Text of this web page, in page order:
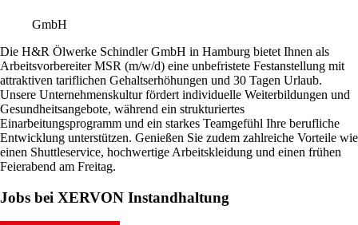
GmbH
Die H&R Ölwerke Schindler GmbH in Hamburg bietet Ihnen als
Arbeitsvorbereiter MSR (m/w/d) eine unbefristete Festanstellung mit
attraktiven tariflichen Gehaltserhöhungen und 30 Tagen Urlaub.
Unsere Unternehmenskultur fördert individuelle Weiterbildungen und
Gesundheitsangebote, während ein strukturiertes
Einarbeitungsprogramm und ein starkes Teamgefühl Ihre berufliche
Entwicklung unterstützen. Genießen Sie zudem zahlreiche Vorteile wie
einen Shuttleservice, hochwertige Arbeitskleidung und einen frühen
Feierabend am Freitag.
Jobs bei XERVON Instandhaltung